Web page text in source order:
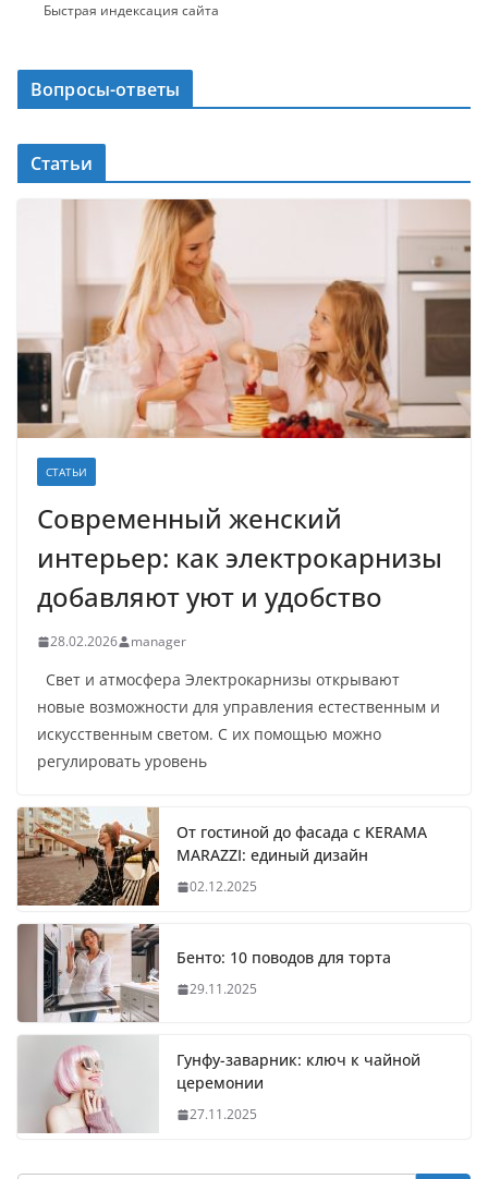
Быстрая индексация сайта
Вопросы-ответы
Статьи
СТАТЬИ
Современный женский
интерьер: как электрокарнизы
добавляют уют и удобство
28.02.2026 manager
Свет и атмосфера Электрокарнизы открывают
новые возможности для управления естественным и
искусственным светом. С их помощью можно
регулировать уровень
От гостиной до фасада с KERAMA
MARAZZI: единый дизайн
02.12.2025
Бенто: 10 поводов для торта
29.11.2025
Гунфу-заварник: ключ к чайной
церемонии
27.11.2025